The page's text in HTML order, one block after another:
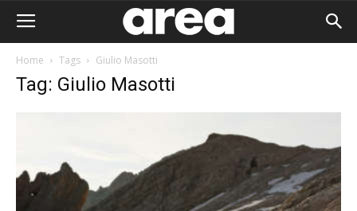
Home Tags Giulio Masotti
Tag: Giulio Masotti